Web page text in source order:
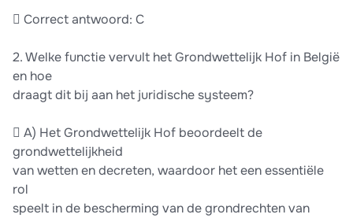
 Correct antwoord: C
2. Welke functie vervult het Grondwettelijk Hof in België
en hoe
draagt dit bij aan het juridische systeem?
 A) Het Grondwettelijk Hof beoordeelt de
grondwettelijkheid
van wetten en decreten, waardoor het een essentiële
rol
speelt in de bescherming van de grondrechten van